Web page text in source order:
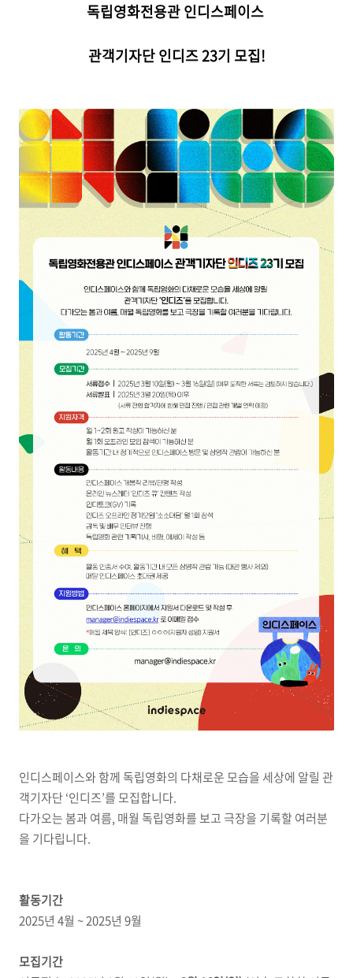
독립영화전용관 인디스페이스
관객기자단 인디즈 23기 모집!
인디스페이스와 함께 독립영화의 다채로운 모습을 세상에 알릴 관
객기자단 ‘인디즈’를 모집합니다.
다가오는 봄과 여름, 매월 독립영화를 보고 극장을 기록할 여러분
을 기다립니다.
활동기간
2025년 4월 ~ 2025년 9월
모집기간